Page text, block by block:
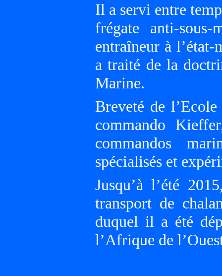
Il a servi entre
frégate anti-
entraîneur à
a traité de la
Marine.
Breveté de
commando
commandos
spécialisés et
Jusqu’à l’été
transport de
duquel il a été
l’Afrique de